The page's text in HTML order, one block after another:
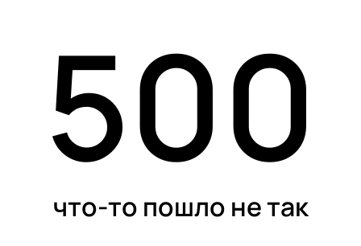
статьи
500
что-то пошло не так